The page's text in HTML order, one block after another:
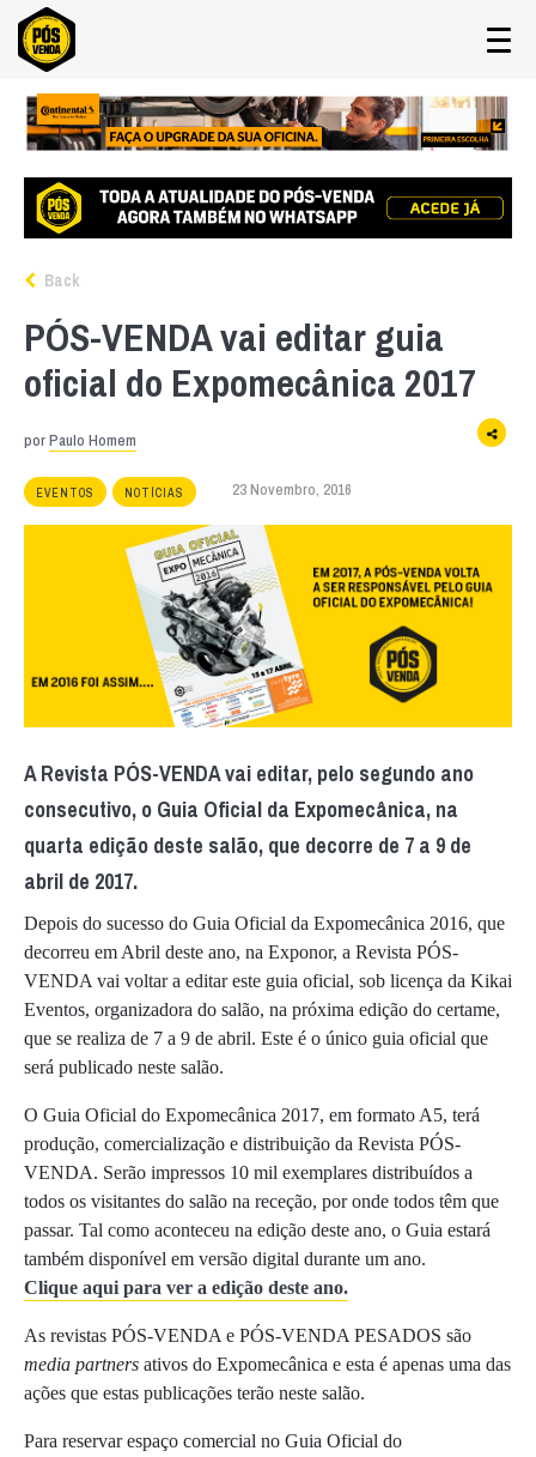
Back
PÓS-VENDA vai editar guia
oficial do Expomecânica 2017
porPaulo Homem
EVENTOS NOTÍCIAS 23 Novembro, 2016
A Revista PÓS-VENDA vai editar, pelo segundo ano
consecutivo, o Guia Oficial da Expomecânica, na
quarta edição deste salão, que decorre de 7 a 9 de
abril de 2017.
Depois do sucesso do Guia Oficial da Expomecânica 2016, que
decorreu em Abril deste ano, na Exponor, a Revista PÓS-
VENDA vai voltar a editar este guia oficial, sob licença da Kikai
Eventos, organizadora do salão, na próxima edição do certame,
que se realiza de 7 a 9 de abril. Este é o único guia oficial que
será publicado neste salão.
O Guia Oficial do Expomecânica 2017, em formato A5, terá
produção, comercialização e distribuição da Revista PÓS-
VENDA. Serão impressos 10 mil exemplares distribuídos a
todos os visitantes do salão na receção, por onde todos têm que
passar. Tal como aconteceu na edição deste ano, o Guia estará
também disponível em versão digital durante um ano.
Clique aqui para ver a edição deste ano.
As revistas PÓS-VENDA e PÓS-VENDA PESADOS são
media partners ativos do Expomecânica e esta é apenas uma das
ações que estas publicações terão neste salão.
Para reservar espaço comercial no Guia Oficial do